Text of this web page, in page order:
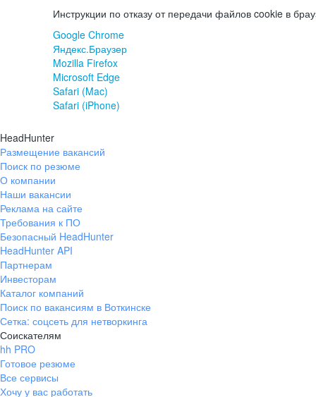
Инструкции по отказу от передачи файлов cookie в
Google Chrome
Яндекс.Браузер
Mozilla Firefox
Microsoft Edge
Safari (Mac)
Safari (iPhone)
HeadHunter
Размещение вакансий
Поиск по резюме
О компании
Наши вакансии
Реклама на сайте
Требования к ПО
Безопасный HeadHunter
HeadHunter API
Партнерам
Инвесторам
Каталог компаний
Поиск по вакансиям в Воткинске
Сетка: соцсеть для нетворкинга
Соискателям
hh PRO
Готовое резюме
Все сервисы
Хочу у вас работать